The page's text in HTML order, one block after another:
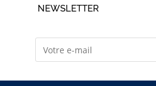
NEWSLETTER